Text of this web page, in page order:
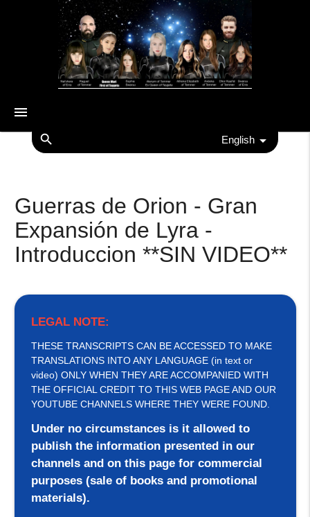
menu
search English
Guerras de Orion - Gran
Expansión de Lyra -
Introduccion **SIN VIDEO**
LEGAL NOTE:
THESE TRANSCRIPTS CAN BE ACCESSED TO MAKE
TRANSLATIONS INTO ANY LANGUAGE (in text or
video) ONLY WHEN THEY ARE ACCOMPANIED WITH
THE OFFICIAL CREDIT TO THIS WEB PAGE AND OUR
YOUTUBE CHANNELS WHERE THEY WERE FOUND.
Under no circumstances is it allowed to
publish the information presented in our
channels and on this page for commercial
purposes (sale of books and promotional
materials).